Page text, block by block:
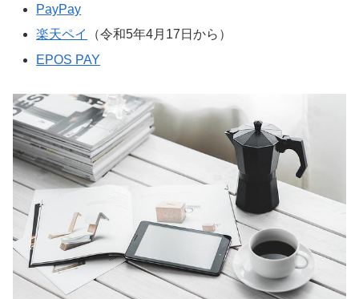
PayPay
楽天ペイ
（令和5年4月17日から）
EPOS PAY